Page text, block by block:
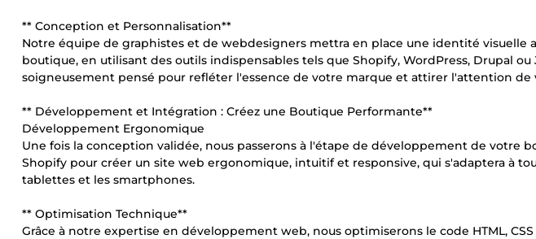
** Conception et Personnalisation**
Notre équipe de graphistes et de webdesigners mettra en place une identité visuelle
boutique, en utilisant des outils indispensables tels que Shopify, WordPress, Drupal ou
soigneusement pensé pour refléter l'essence de votre marque et attirer l'attention de
** Développement et Intégration : Créez une Boutique Performante**
Développement Ergonomique
Une fois la conception validée, nous passerons à l'étape de développement de votre
Shopify pour créer un site web ergonomique, intuitif et responsive, qui s'adaptera à
tablettes et les smartphones.
** Optimisation Technique**
Grâce à notre expertise en développement web, nous optimiserons le code HTML,